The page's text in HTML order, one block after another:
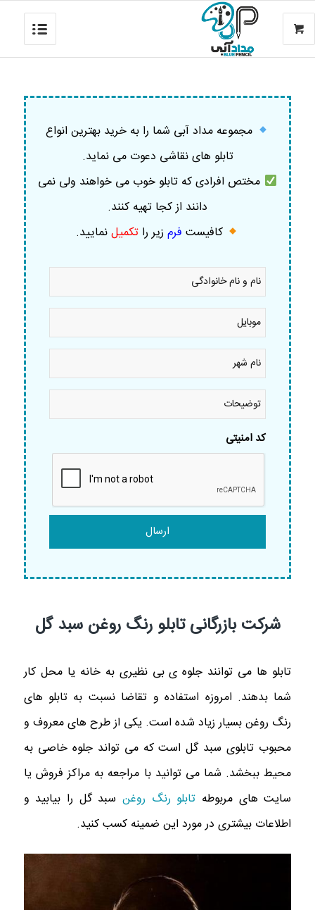
مجموعه مداد آبی شما را به خرید بهترین انواع
تابلو های نقاشی دعوت می نماید.
مختص افرادی که تابلو خوب می خواهند ولی نمی
دانند از کجا تهیه کنند.
کافیست فرم زیر را تکمیلنمایید.
نام
نام
خانوادگی
موبایل
نام
شهر *
توضیحات
کد امنیتی
شرکت بازرگانی تابلو رنگ روغن سبد گل
تابلو ها مى توانند جلوه ى بى نظيرى به خانه يا محل كار
شما بدهند. امروزه استفاده و تقاضا نسبت به تابلو هاى
رنگ روغن بسيار زياد شده است. يكى از طرح هاى معروف و
محبوب تابلوى سبد گل است كه مى تواند جلوه خاصى به
محيط ببخشد. شما مى توانيد با مراجعه به مراكز فروش يا
سايت هاى مربوطه تابلو رنگ روغنسبد گل را بيابيد و
اطلاعات بيشترى در مورد اين ضمينه كسب كنيد.